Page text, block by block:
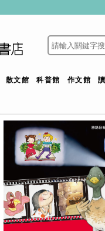
散文館 科普館 作文館